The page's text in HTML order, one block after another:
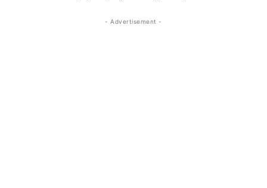
- Advertisement -